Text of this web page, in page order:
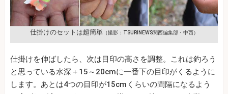
仕掛けのセットは超簡単 （撮影：TSURINEWS関西編集部・中西）
仕掛けを伸ばしたら、次は目印の高さを調整。これは釣ろう
と思っている水深＋15～20cmに一番下の目印がくるように
します。あとは4つの目印が15cmくらいの間隔になるよう